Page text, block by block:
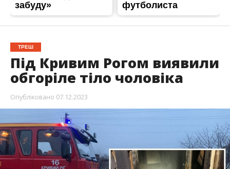
ТРЕШ
Під Кривим Рогом виявили
обгоріле тіло чоловіка
Опубліковано 07.12.2023